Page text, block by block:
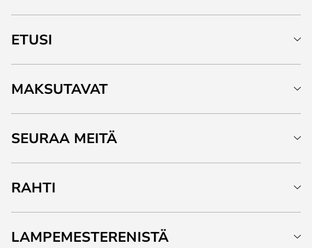
ETUSI
MAKSUTAVAT
SEURAA MEITÄ
RAHTI
LAMPEMESTERENISTÄ